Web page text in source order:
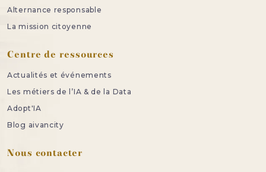
Alternance responsable
La mission citoyenne
Centre de ressources
Actualités et événements
Les métiers de l’IA & de la Data
Adopt'IA
Blog aivancity
Nous contacter